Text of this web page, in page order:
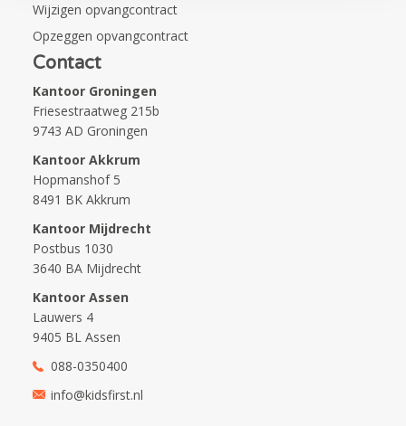
Wijzigen opvangcontract
Opzeggen opvangcontract
Contact
Kantoor Groningen
Friesestraatweg 215b
9743 AD Groningen
Kantoor Akkrum
Hopmanshof 5
8491 BK Akkrum
Kantoor Mijdrecht
Postbus 1030
3640 BA Mijdrecht
Kantoor Assen
Lauwers 4
9405 BL Assen
088-0350400
info@kidsfirst.nl